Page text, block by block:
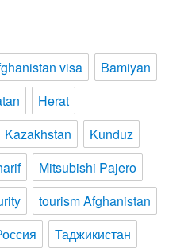
visa
Bamiyan
Herat
Kazakhstan
Kunduz
Mitsubishi Pajero
tourism Afghanistan
Таджикистан